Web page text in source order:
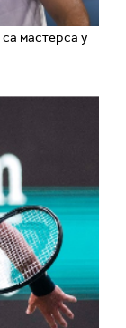
мастерса у